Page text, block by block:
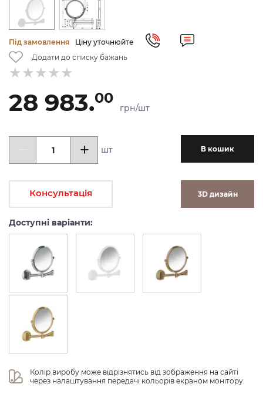
Під замовлення
Ціну уточнюйте
Додати до списку бажань
28 983.00
грн/шт
шт В кошик
Консультація 3D дизайн
Доступні варіанти:
Колір виробу може відрізнятись від зображення на сайті
через налаштування передачі кольорів екраном монітору.